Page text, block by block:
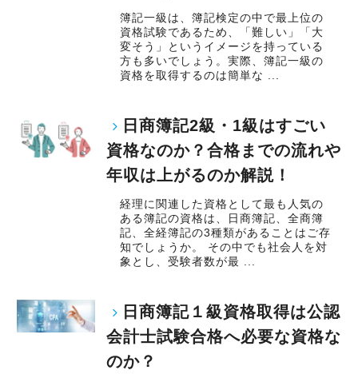
簿記一級は、簿記検定の中で最上位の
資格試験であるため、「難しい」「大
変そう」というイメージを持っている
方も多いでしょう。実際、簿記一級の
資格を取得するのは簡単な ...
日商簿記2級・1級はすごい
資格なのか？合格までの流れや
年収は上がるのか解説！
経理に関連した資格として最も人気の
ある簿記の資格は、日商簿記、全商簿
記、全経簿記の3種類があることはご存
知でしょうか。 その中でも社会人を対
象とし、受験者数が最 ...
日商簿記１級資格取得は公認
会計士試験合格へ必要な資格な
のか？